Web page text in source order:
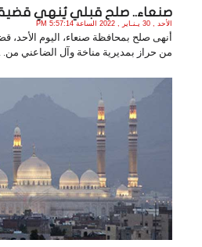
صنعاء.. صلح قبلي يُنهي قضية
الأحد , 30 يـنـاير , 2022 الساعة 5:57:14 PM
أنهى صلح بمحافظة صنعاء، اليوم الأحد،
من حراز بمديرية مناخة وآل الضاعني من. .